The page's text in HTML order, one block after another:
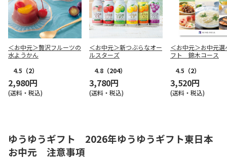
＜お中元＞贅沢フルーツの
水ようかん
4.5 （2）
2,980円
(送料・税込)
＜お中元＞新つぶらなオー
ルスターズ
4.8 （204）
3,780円
(送料・税込)
＜お中元＞お中元選
フト 錦木コース
4.5 （2）
3,520円
(送料・税込)
ゆうゆうギフト 2026年ゆうゆうギフト東日本
お中元 注意事項